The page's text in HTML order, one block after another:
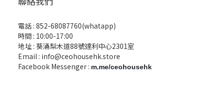
電話 : 852-68087760(whatapp)
時間 : 10:00-17:00
地址 : 葵涌梨木道88號達利中心2301室
Email : info@ceohousehk.store
Facebook Messenger : m.me/ceohousehk